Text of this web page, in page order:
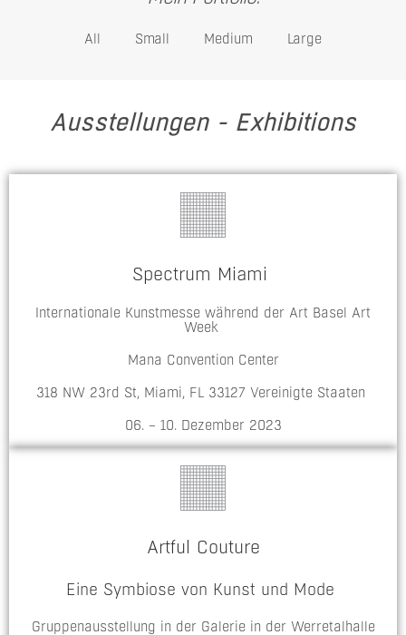
All Small Medium Large
Ausstellungen - Exhibitions
Spectrum Miami
Internationale Kunstmesse während der Art Basel Art
Week
Mana Convention Center
318 NW 23rd St, Miami, FL 33127 Vereinigte Staaten
06. – 10. Dezember 2023
Artful Couture
Eine Symbiose von Kunst und Mode
Gruppenausstellung in der Galerie in der Werretalhalle